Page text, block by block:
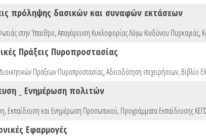
πρόληψης δασικών και συναφών εκτάσεων
στην Ύπαιθρο,Απαγόρευση Κυκλοφορίας Λόγω Κινδύνου Πυρκαγιάς,
Πράξεις Πυροπροστασίας
Πράξεων Πυροπροστασίας,Αδειοδότηση επιχειρήσεων,Βιβλίο
_ Ενημέρωση πολιτών
Εκπαίδευση και Ενημέρωση Προσωπικού,Προγράμματα Εκπαίδευσης
Εφαρμογές